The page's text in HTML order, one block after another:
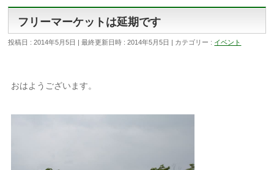
フリーマーケットは延期です
投稿日 : 2014年5月5日 最終更新日時 : 2014年5月5日 カテゴリー : イベント
おはようございます。